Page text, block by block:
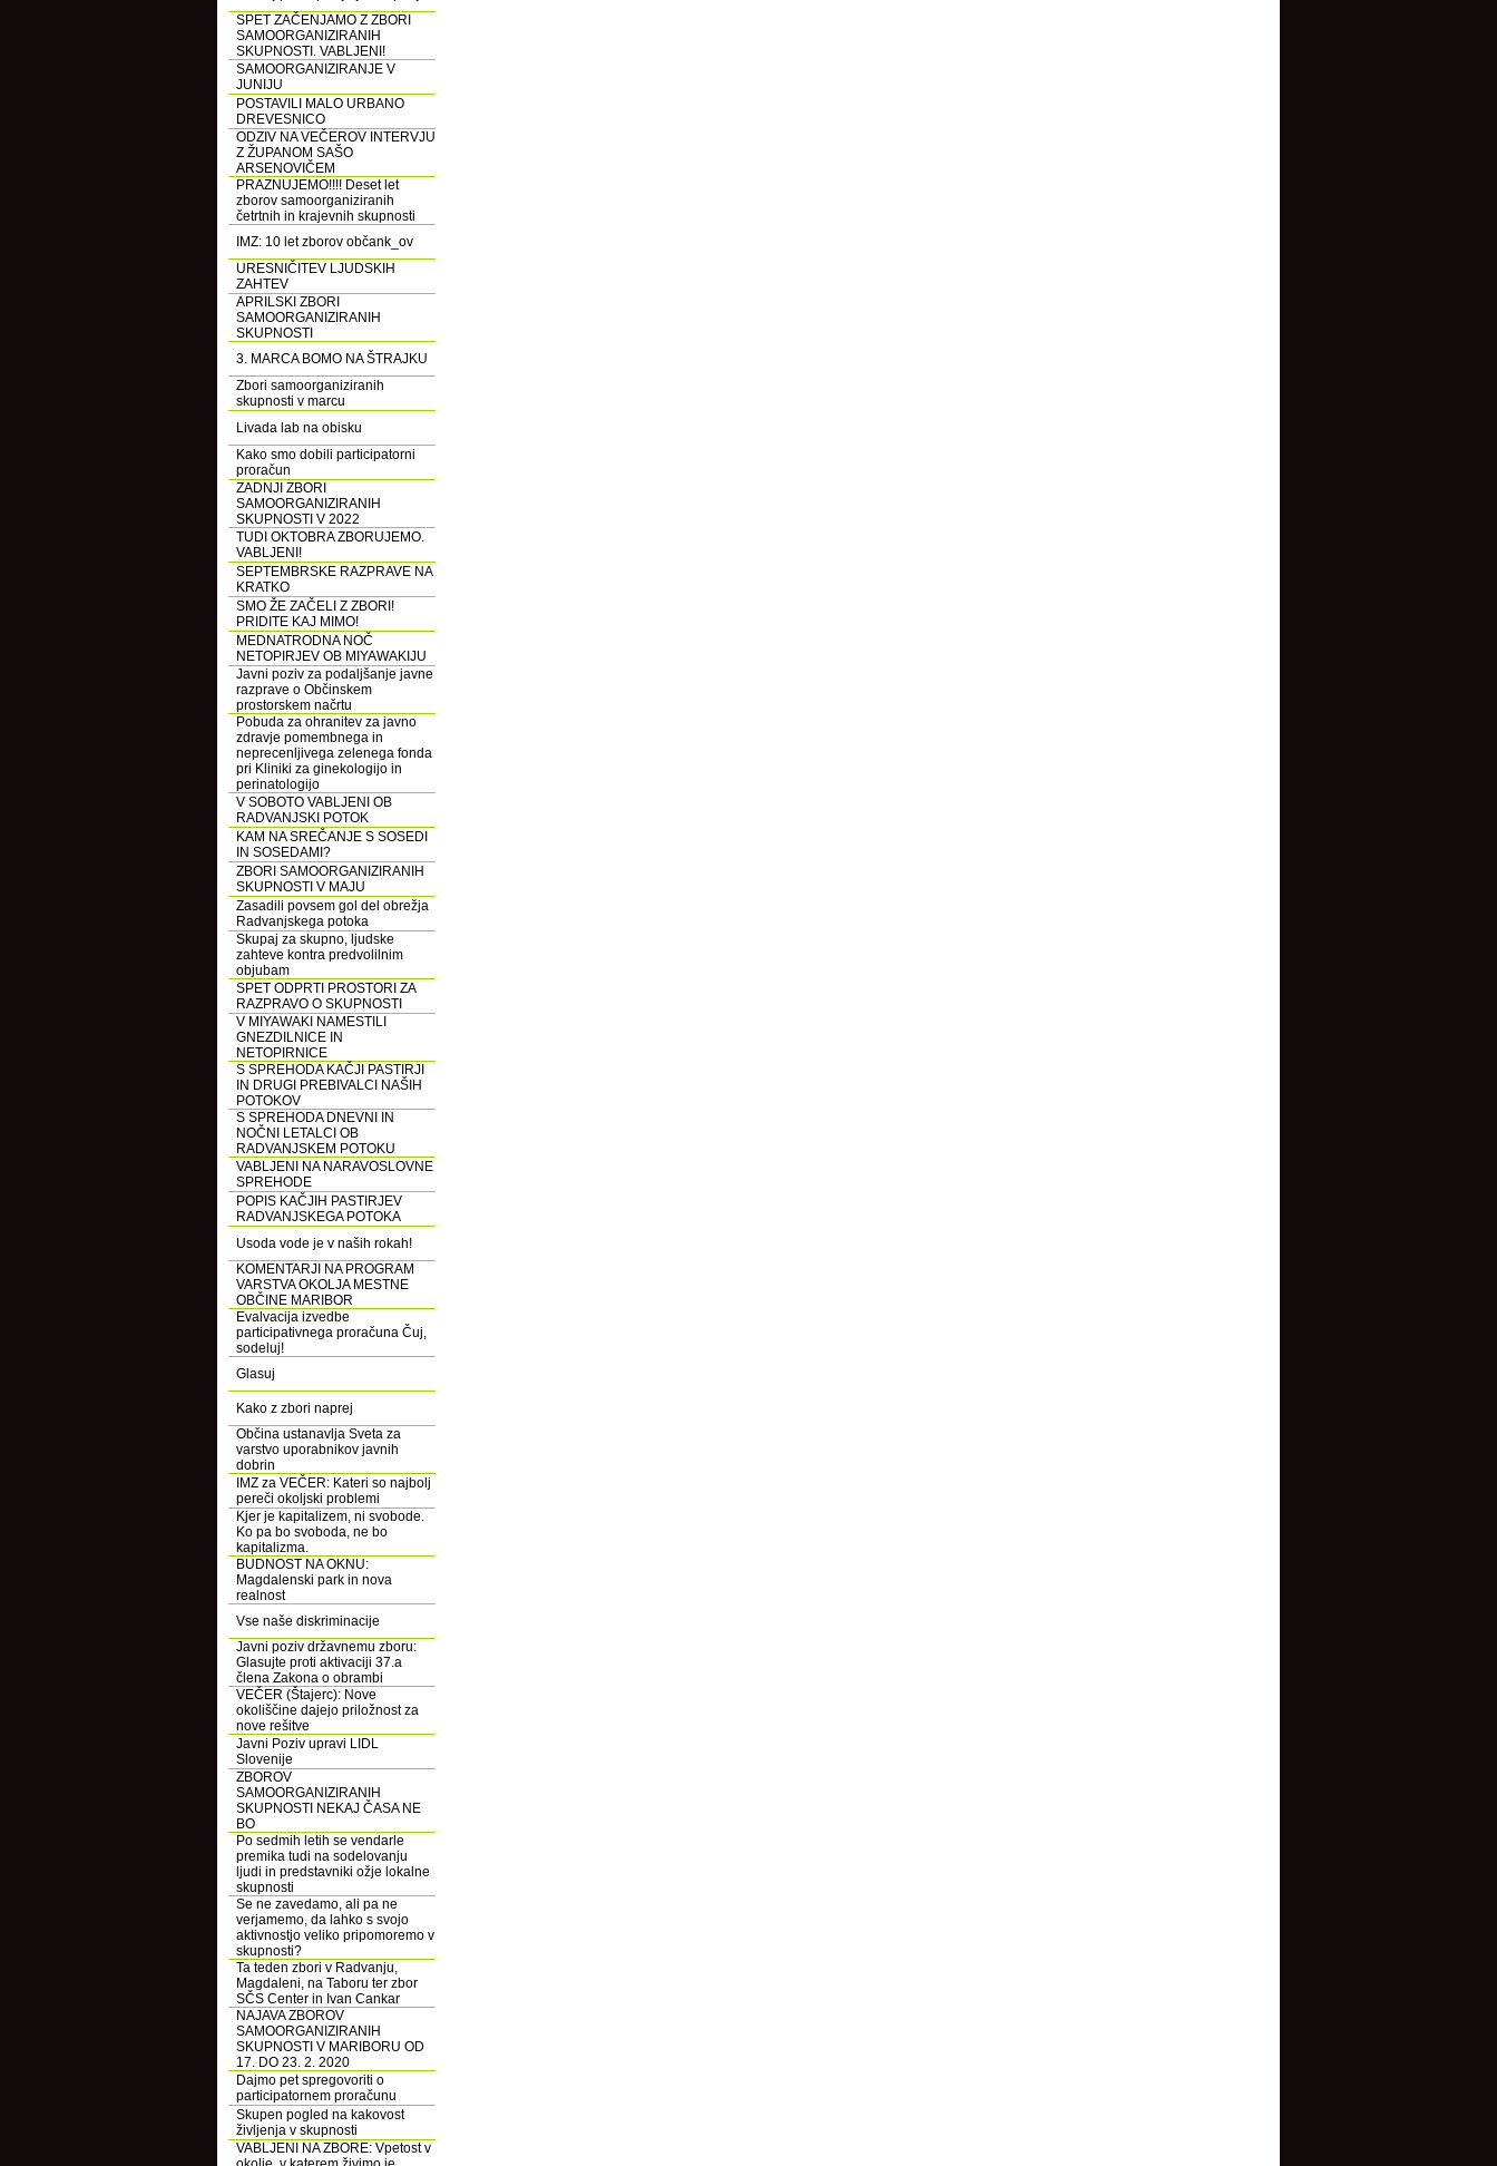
SPET ZAČENJAMO Z ZBORI
SAMOORGANIZIRANIH
SKUPNOSTI. VABLJENI!
SAMOORGANIZIRANJE V
JUNIJU
POSTAVILI MALO URBANO
DREVESNICO
ODZIV NA VEČEROV INTERVJU
Z ŽUPANOM SAŠO
ARSENOVIČEM
PRAZNUJEMO!!!! Deset let
zborov samoorganiziranih
četrtnih in krajevnih skupnosti
IMZ: 10 let zborov občank_ov
URESNIČITEV LJUDSKIH
ZAHTEV
APRILSKI ZBORI
SAMOORGANIZIRANIH
SKUPNOSTI
3. MARCA BOMO NA ŠTRAJKU
Zbori samoorganiziranih
skupnosti v marcu
Livada lab na obisku
Kako smo dobili participatorni
proračun
ZADNJI ZBORI
SAMOORGANIZIRANIH
SKUPNOSTI V 2022
TUDI OKTOBRA ZBORUJEMO.
VABLJENI!
SEPTEMBRSKE RAZPRAVE NA
KRATKO
SMO ŽE ZAČELI Z ZBORI!
PRIDITE KAJ MIMO!
MEDNATRODNA NOČ
NETOPIRJEV OB MIYAWAKIJU
Javni poziv za podaljšanje javne
razprave o Občinskem
prostorskem načrtu
Pobuda za ohranitev za javno
zdravje pomembnega in
neprecenljivega zelenega fonda
pri Kliniki za ginekologijo in
perinatologijo
V SOBOTO VABLJENI OB
RADVANJSKI POTOK
KAM NA SREČANJE S SOSEDI
IN SOSEDAMI?
ZBORI SAMOORGANIZIRANIH
SKUPNOSTI V MAJU
Zasadili povsem gol del obrežja
Radvanjskega potoka
Skupaj za skupno, ljudske
zahteve kontra predvolilnim
objubam
SPET ODPRTI PROSTORI ZA
RAZPRAVO O SKUPNOSTI
V MIYAWAKI NAMESTILI
GNEZDILNICE IN
NETOPIRNICE
S SPREHODA KAČJI PASTIRJI
IN DRUGI PREBIVALCI NAŠIH
POTOKOV
S SPREHODA DNEVNI IN
NOČNI LETALCI OB
RADVANJSKEM POTOKU
VABLJENI NA NARAVOSLOVNE
SPREHODE
POPIS KAČJIH PASTIRJEV
RADVANJSKEGA POTOKA
Usoda vode je v naših rokah!
KOMENTARJI NA PROGRAM
VARSTVA OKOLJA MESTNE
OBČINE MARIBOR
Evalvacija izvedbe
participativnega proračuna Čuj,
sodeluj!
Glasuj
Kako z zbori naprej
Občina ustanavlja Sveta za
varstvo uporabnikov javnih
dobrin
IMZ za VEČER: Kateri so najbolj
pereči okoljski problemi
Kjer je kapitalizem, ni svobode.
Ko pa bo svoboda, ne bo
kapitalizma.
BUDNOST NA OKNU:
Magdalenski park in nova
realnost
Vse naše diskriminacije
Javni poziv državnemu zboru:
Glasujte proti aktivaciji 37.a
člena Zakona o obrambi
VEČER (Štajerc): Nove
okoliščine dajejo priložnost za
nove rešitve
Javni Poziv upravi LIDL
Slovenije
ZBOROV
SAMOORGANIZIRANIH
SKUPNOSTI NEKAJ ČASA NE
BO
Po sedmih letih se vendarle
premika tudi na sodelovanju
ljudi in predstavniki ožje lokalne
skupnosti
Se ne zavedamo, ali pa ne
verjamemo, da lahko s svojo
aktivnostjo veliko pripomoremo v
skupnosti?
Ta teden zbori v Radvanju,
Magdaleni, na Taboru ter zbor
SČS Center in Ivan Cankar
NAJAVA ZBOROV
SAMOORGANIZIRANIH
SKUPNOSTI V MARIBORU OD
17. DO 23. 2. 2020
Dajmo pet spregovoriti o
participatornem proračunu
Skupen pogled na kakovost
življenja v skupnosti
VABLJENI NA ZBORE: Vpetost v